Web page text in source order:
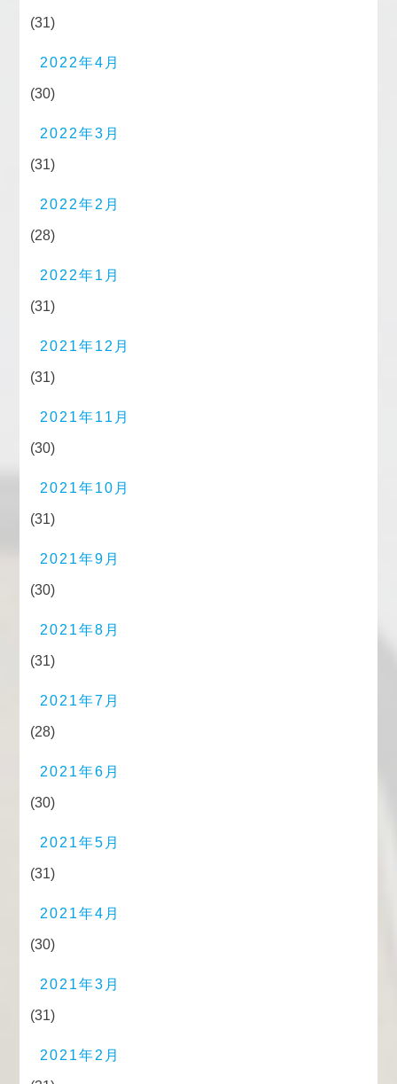
(31)
2022年4月
(30)
2022年3月
(31)
2022年2月
(28)
2022年1月
(31)
2021年12月
(31)
2021年11月
(30)
2021年10月
(31)
2021年9月
(30)
2021年8月
(31)
2021年7月
(28)
2021年6月
(30)
2021年5月
(31)
2021年4月
(30)
2021年3月
(31)
2021年2月